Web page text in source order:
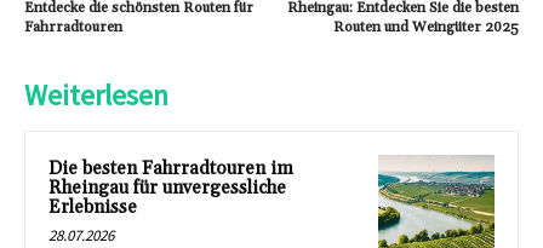
Entdecke die schönsten Routen für
Fahrradtouren
Rheingau: Entdecken Sie die besten
Routen und Weingüter 2025
Weiterlesen
Die besten Fahrradtouren im
Rheingau für unvergessliche
Erlebnisse
28.07.2026